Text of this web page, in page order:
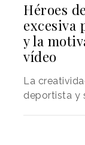
Héroes
excesiva
y la
vídeo
La
deportista y